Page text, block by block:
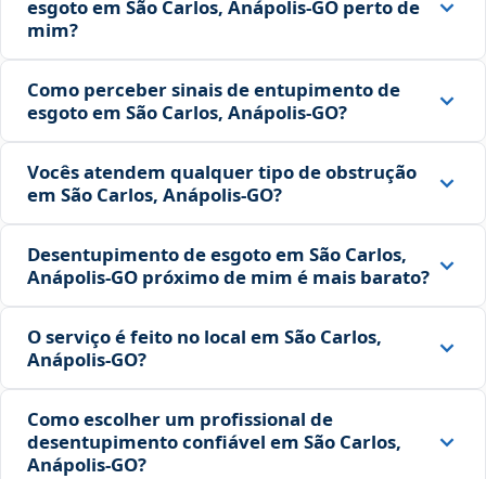
esgoto em São Carlos, Anápolis‑GO perto de
mim?
Como perceber sinais de entupimento de
esgoto em São Carlos, Anápolis‑GO?
Vocês atendem qualquer tipo de obstrução
em São Carlos, Anápolis‑GO?
Desentupimento de esgoto em São Carlos,
Anápolis‑GO próximo de mim é mais barato?
O serviço é feito no local em São Carlos,
Anápolis‑GO?
Como escolher um profissional de
desentupimento confiável em São Carlos,
Anápolis‑GO?